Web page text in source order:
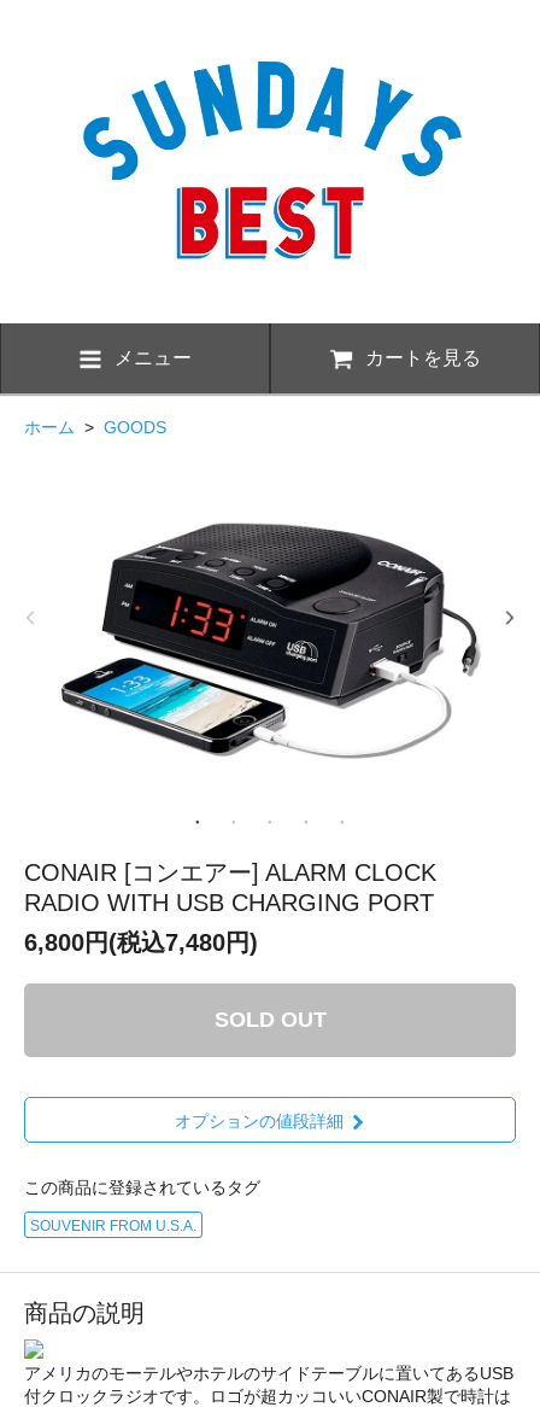
メニュー カートを見る
ホーム > GOODS
CONAIR [コンエアー] ALARM CLOCK
RADIO WITH USB CHARGING PORT
6,800円(税込7,480円)
SOLD OUT
オプションの値段詳細
この商品に登録されているタグ
SOUVENIR FROM U.S.A.
商品の説明
アメリカのモーテルやホテルのサイドテーブルに置いてあるUSB
付クロックラジオです。ロゴが超カッコいいCONAIR製で時計は